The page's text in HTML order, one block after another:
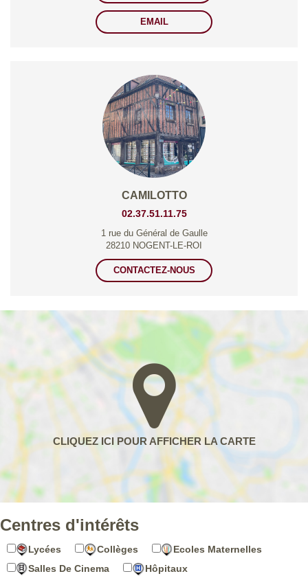
EMAIL
CAMILOTTO
02.37.51.11.75
1 rue du Général de Gaulle
28210 NOGENT-LE-ROI
CONTACTEZ-NOUS
Centres d'intérêts
Lycées Collèges
Ecoles Maternelles
Salles De Cinema
Hôpitaux